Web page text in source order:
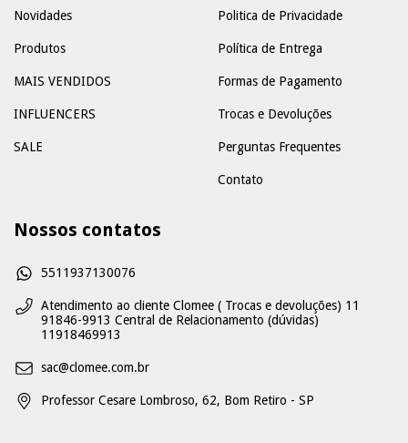
Novidades
Produtos
MAIS VENDIDOS
INFLUENCERS
SALE
Politica de Privacidade
Política de Entrega
Formas de Pagamento
Trocas e Devoluções
Perguntas Frequentes
Contato
Nossos contatos
5511937130076
Atendimento ao cliente Clomee ( Trocas e devoluções) 11
91846-9913 Central de Relacionamento (dúvidas)
11918469913
sac@clomee.com.br
Professor Cesare Lombroso, 62, Bom Retiro - SP